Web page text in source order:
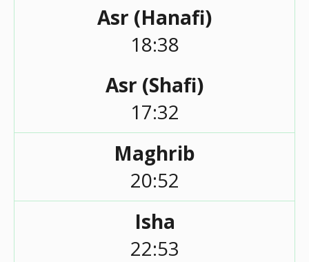
Asr (Hanafi)
18:38
Asr (Shafi)
17:32
Maghrib
20:52
Isha
22:53